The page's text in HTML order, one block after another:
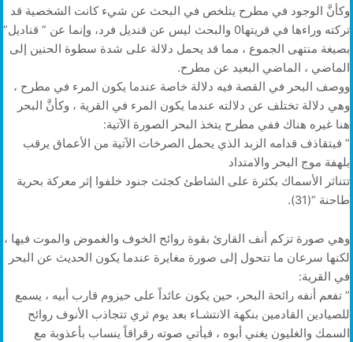
وكأنَّ الوجود في مطرح يتلخص في البحث عن شيء كانت الشخصية قد
تركته وراءها في قريتها0 والبحث ليس عن قنديل فرد، وإنما عن ” قناديل”
بصيغة منتهى الجموع ، مما قد يحمل دلالة على شدة سطوة الحنين إلى
الماضي ، الماضي البعيد عن مطرح.
ووصف البحر في القصة فيه دلالة خاصة عندما يكون المرء في مطرح ،
وهي دلالة تختلف عن دلالته عندما يكون المرء في القرية ، وكأنَّ البحر
هنا غيره هناك ففي مطرح يتخذ البحر الصورة الآتية:
” فيتقاذف قدامه الزبد الذي يحمل الصرخات الآتية من الأعماق يرقب
بلهفة موج البحر والامتداد
تتناثر الأسماك بكثرة على الشاطئ كجثث جنود خلفوا إثر معركة بحرية
طاحنة “(31).
وهي صورة تزكم أنف القارئ بقوة روائح الخوف والغموض والموت فيها ،
لكنها سرعان ما تتحول إلى صورة مغايرة عندما يكون الحديث عن البحر
في القرية:
” تفعم أنفه رائحة البحر، حين يكون عائداً على حيزوم قارب أبيه ، يسمع
للصيادين القادمين بنكهة الانتشـاء بعد يوم ثري تتجاذب الأنوف روائح
السمك والغليون يغني أبوه ، فيأتي صوته رقراقاً ينساب بأعذوبة مع